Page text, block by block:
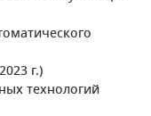
г.)
технологий